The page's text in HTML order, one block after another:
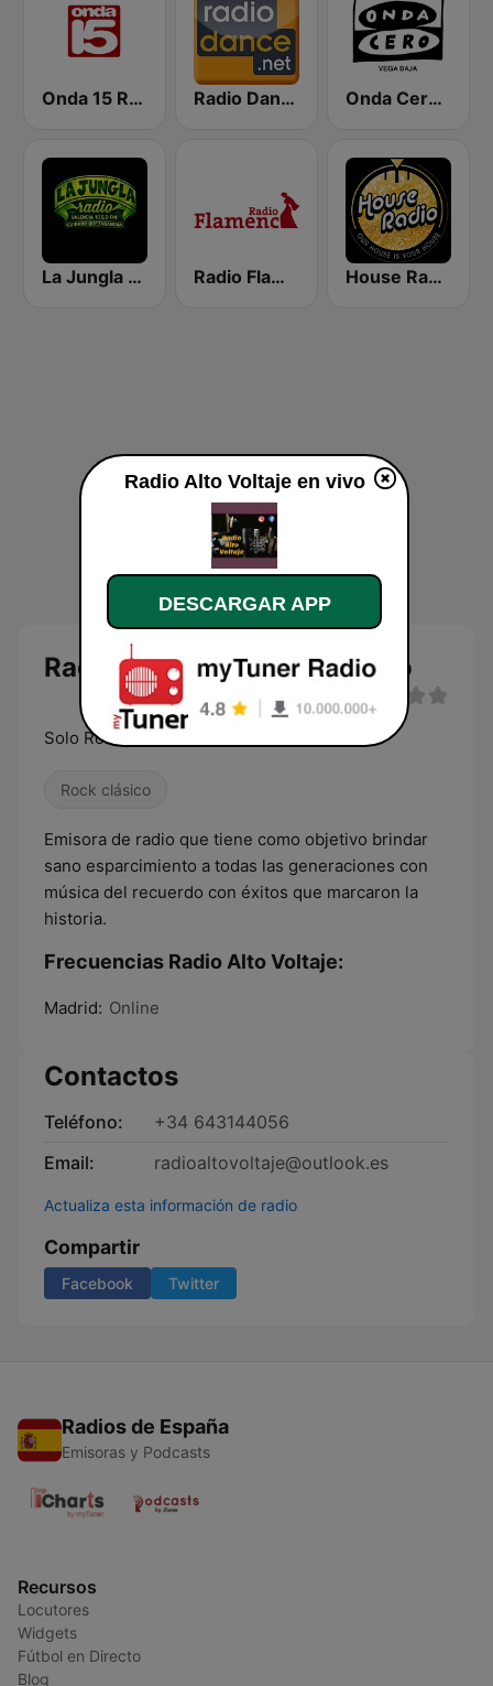
Onda 15 Radio Radio Dance Onda Cero Vega Baja
La Jungla Radio Valencia Radio Flamenca Huelva House Radio Spain
Radio Alto Voltaje en directo
Solo Rock Clásico
Rock clásico
Emisora de radio que tiene como objetivo brindar
sano esparcimiento a todas las generaciones con
música del recuerdo con éxitos que marcaron la
historia.
Frecuencias Radio Alto Voltaje:
Madrid: Online
Contactos
Teléfono:
+34 643144056
Email:
radioaltovoltaje@outlook.es
Actualiza esta información de radio
Compartir
Facebook Twitter
Radios de España
Emisoras y Podcasts
Recursos
Locutores
Widgets
Fútbol en Directo
Blog
Radio Alto Voltaje en vivo
DESCARGAR APP